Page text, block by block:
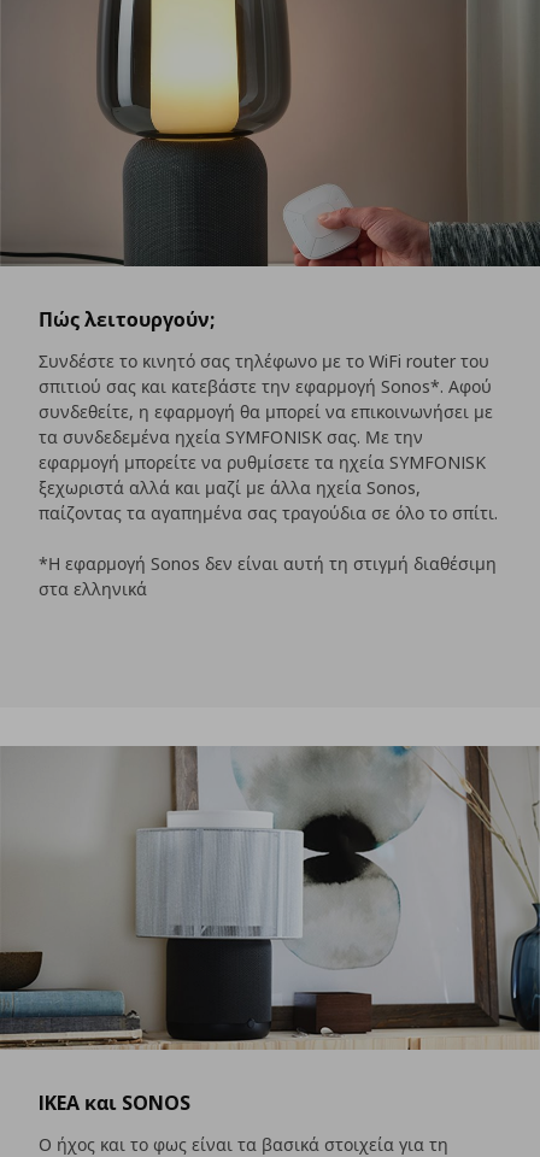
Πώς λειτουργούν;
Συνδέστε το κινητό σας τηλέφωνο με το WiFi router του
σπιτιού σας και κατεβάστε την εφαρμογή Sonos*. Αφού
συνδεθείτε, η εφαρμογή θα μπορεί να επικοινωνήσει με
τα συνδεδεμένα ηχεία SYMFONISK σας. Με την
εφαρμογή μπορείτε να ρυθμίσετε τα ηχεία SYMFONISK
ξεχωριστά αλλά και μαζί με άλλα ηχεία Sonos,
παίζοντας τα αγαπημένα σας τραγούδια σε όλο το σπίτι.
*Η εφαρμογή Sonos δεν είναι αυτή τη στιγμή διαθέσιμη
στα ελληνικά
IKEA και SONOS
Ο ήχος και το φως είναι τα βασικά στοιχεία για τη